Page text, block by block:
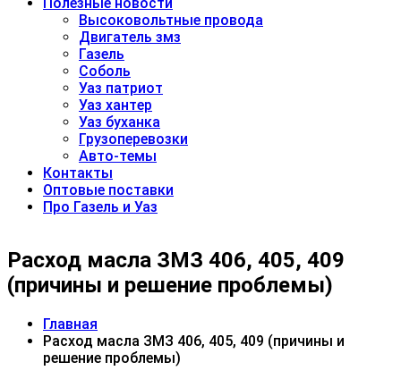
Высоковольтные провода
Двигатель змз
Газель
Соболь
Уаз патриот
Уаз хантер
Уаз буханка
Грузоперевозки
Авто-темы
Контакты
Оптовые поставки
Про Газель и Уаз
Расход масла ЗМЗ 406, 405, 409
(причины и решение проблемы)
Главная
Расход масла ЗМЗ 406, 405, 409 (причины и
решение проблемы)